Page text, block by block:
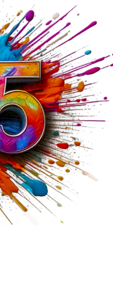
BLAULICHTMELDUNGEN